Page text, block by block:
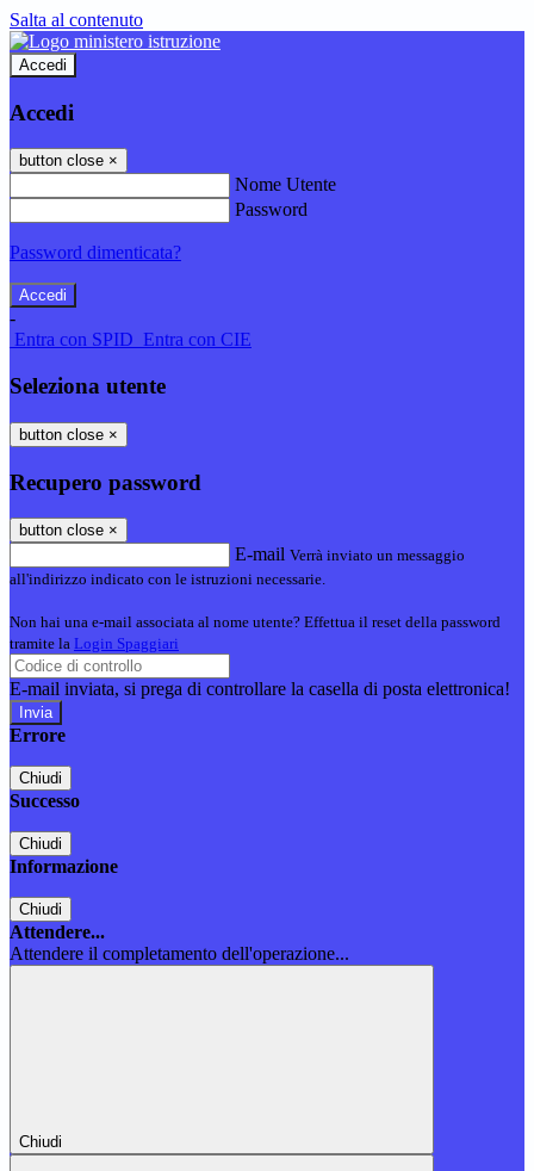
Salta al contenuto
Accedi
Accedi
button close ×
Nome Utente
Password
Password dimenticata?
-
Entra con SPID Entra con CIE
Seleziona utente
button close ×
Recupero password
button close ×
E-mail Verrà inviato un messaggio
all'indirizzo indicato con le istruzioni necessarie.
Non hai una e-mail associata al nome utente? Effettua il reset della password
tramite la Login Spaggiari
E-mail inviata, si prega di controllare la casella di posta elettronica!
Errore
Chiudi
Successo
Chiudi
Informazione
Chiudi
Attendere...
Attendere il completamento dell'operazione...
Chiudi